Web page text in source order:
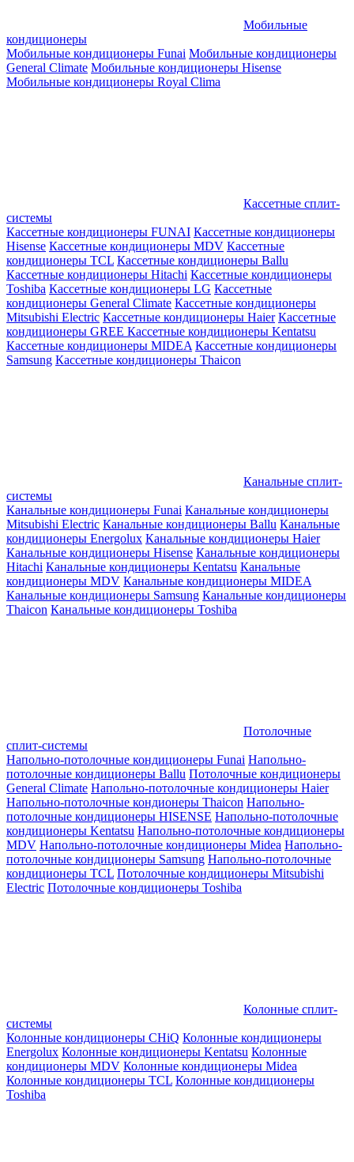
Мобильные
кондиционеры
Мобильные кондиционеры Funai Мобильные кондиционеры
General Climate Мобильные кондиционеры Hisense
Мобильные кондиционеры Royal Clima
Кассетные сплит-
системы
Кассетные кондиционеры FUNAI Кассетные кондиционеры
Hisense Кассетные кондиционеры MDV Кассетные
кондиционеры TCL Кассетные кондиционеры Ballu
Кассетные кондиционеры Hitachi Кассетные кондиционеры
Toshiba Кассетные кондиционеры LG Кассетные
кондиционеры General Climate Кассетные кондиционеры
Mitsubishi Electric Кассетные кондиционеры Haier Кассетные
кондиционеры GREE Кассетные кондиционеры Kentatsu
Кассетные кондиционеры MIDEA Кассетные кондиционеры
Samsung Кассетные кондиционеры Thaicon
Канальные сплит-
системы
Канальные кондиционеры Funai Канальные кондиционеры
Mitsubishi Electric Канальные кондиционеры Ballu Канальные
кондиционеры Energolux Канальные кондиционеры Haier
Канальные кондиционеры Hisense Канальные кондиционеры
Hitachi Канальные кондиционеры Kentatsu Канальные
кондиционеры MDV Канальные кондиционеры MIDEA
Канальные кондиционеры Samsung Канальные кондиционеры
Thaicon Канальные кондиционеры Toshiba
Потолочные
сплит-системы
Напольно-потолочные кондиционеры Funai Напольно-
потолочные кондиционеры Ballu Потолочные кондиционеры
General Climate Напольно-потолочные кондиционеры Haier
Напольно-потолочные кондионеры Thaicon Напольно-
потолочные кондиционеры HISENSE Напольно-потолочные
кондиционеры Kentatsu Напольно-потолочные кондиционеры
MDV Напольно-потолочные кондиционеры Midea Напольно-
потолочные кондиционеры Samsung Напольно-потолочные
кондиционеры TCL Потолочные кондиционеры Mitsubishi
Electric Потолочные кондиционеры Toshiba
Колонные сплит-
системы
Колонные кондиционеры CHiQ Колонные кондиционеры
Energolux Колонные кондиционеры Kentatsu Колонные
кондиционеры MDV Колонные кондиционеры Midea
Колонные кондиционеры TCL Колонные кондиционеры
Toshiba